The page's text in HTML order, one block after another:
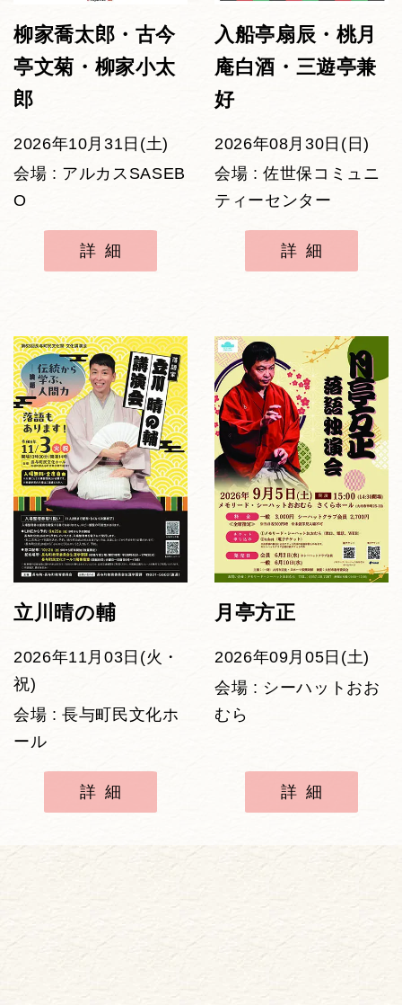
柳家喬太郎・古今
亭文菊・柳家小太
郎
2026年10月31日(土)
会場 : アルカスSASEB
O
詳細
入船亭扇辰・桃月
庵白酒・三遊亭兼
好
2026年08月30日(日)
会場 : 佐世保コミュニ
ティーセンター
詳細
立川晴の輔
2026年11月03日(火・
祝)
会場 : 長与町民文化ホ
ール
詳細
月亭方正
2026年09月05日(土)
会場 : シーハットおお
むら
詳細